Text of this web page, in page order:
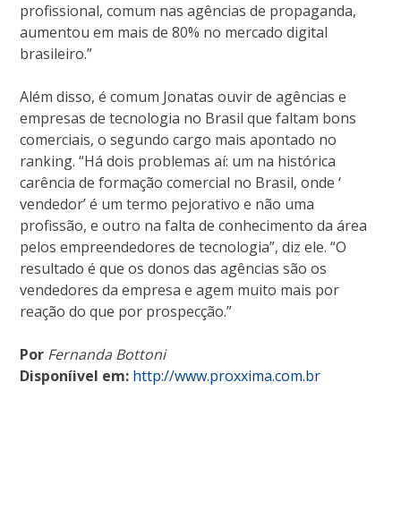
profissional, comum nas agências de propaganda,
aumentou em mais de 80% no mercado digital
brasileiro.”
Além disso, é comum Jonatas ouvir de agências e
empresas de tecnologia no Brasil que faltam bons
comerciais, o segundo cargo mais apontado no
ranking. “Há dois problemas aí: um na histórica
carência de formação comercial no Brasil, onde ‘
vendedor’ é um termo pejorativo e não uma
profissão, e outro na falta de conhecimento da área
pelos empreendedores de tecnologia”, diz ele. “O
resultado é que os donos das agências são os
vendedores da empresa e agem muito mais por
reação do que por prospecção.”
Por Fernanda Bottoni
Disponíivel em: http://www.proxxima.com.br